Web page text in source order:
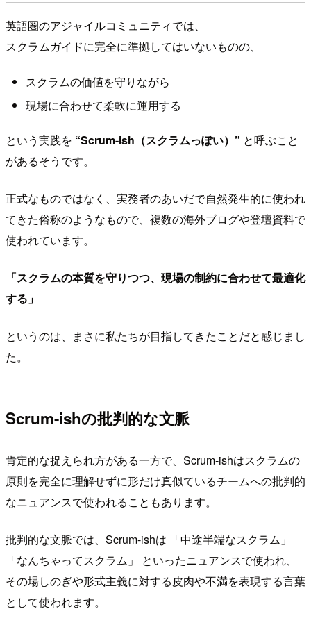
英語圏のアジャイルコミュニティでは、
スクラムガイドに完全に準拠してはいないものの、
スクラムの価値を守りながら
現場に合わせて柔軟に運用する
という実践を “Scrum-ish（スクラムっぽい）” と呼ぶこと
があるそうです。
正式なものではなく、実務者のあいだで自然発生的に使われ
てきた俗称のようなもので、複数の海外ブログや登壇資料で
使われています。
「スクラムの本質を守りつつ、現場の制約に合わせて最適化
する」
というのは、まさに私たちが目指してきたことだと感じまし
た。
Scrum-ishの批判的な文脈
肯定的な捉えられ方がある一方で、Scrum-ishはスクラムの
原則を完全に理解せずに形だけ真似ているチームへの批判的
なニュアンスで使われることもあります。
批判的な文脈では、Scrum-ishは 「中途半端なスクラム」
「なんちゃってスクラム」 といったニュアンスで使われ、
その場しのぎや形式主義に対する皮肉や不満を表現する言葉
として使われます。